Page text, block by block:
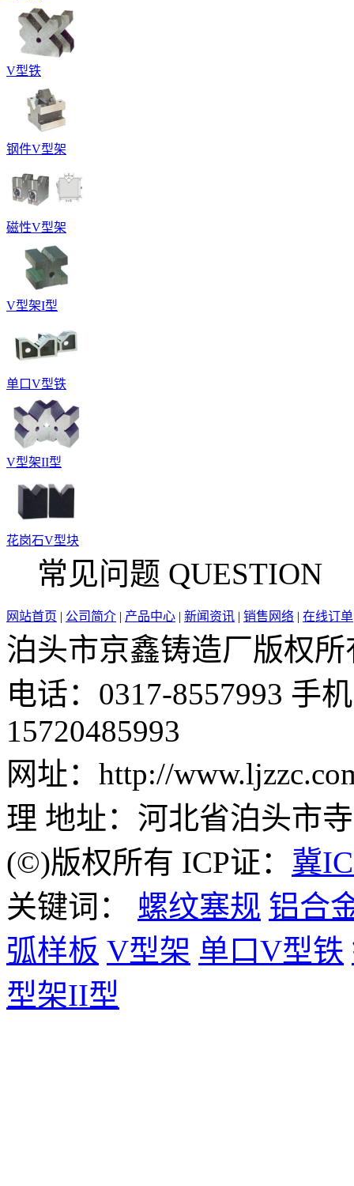
V型铁
钢件V型架
磁性V型架
V型架I型
单口V型铁
V型架II型
花岗石V型块
常见问题 QUESTION
网站首页 | 公司简介 | 产品中心 | 新闻资讯 | 销售网络 | 在线订单
泊头市京鑫铸造厂版权所
电话：0317-8557993 手
15720485993
网址：http://
理 地址：河北省泊头市
(©)版权所有 ICP证： 冀
关键词： 螺纹塞规 铝合
弧样板 V型架 单口V型铁
型架II型